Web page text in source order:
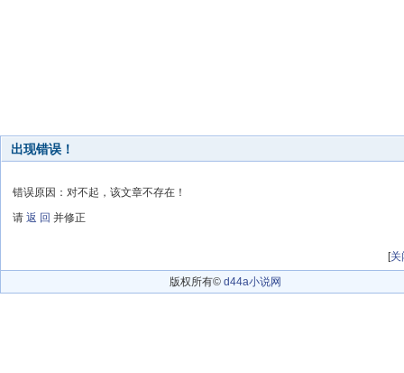
出现错误！
错误原因：对不起，该文章不存在！
请 返 回 并修正
[关
版权所有© d44a小说网